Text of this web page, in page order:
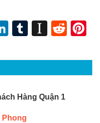
LinkedIn
Tumblr
Hàng Quận 1
Phong